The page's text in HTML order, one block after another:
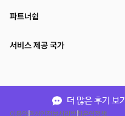
더 많은 후기 보기
파트너쉽
서비스 제공 국가
이용약관개인정보처리방침운영정책